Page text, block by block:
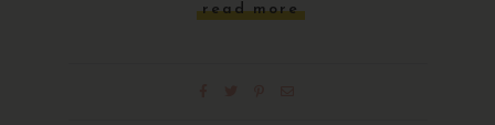
read more